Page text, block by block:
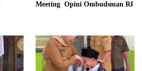
Meeting Opini Ombudsman RI